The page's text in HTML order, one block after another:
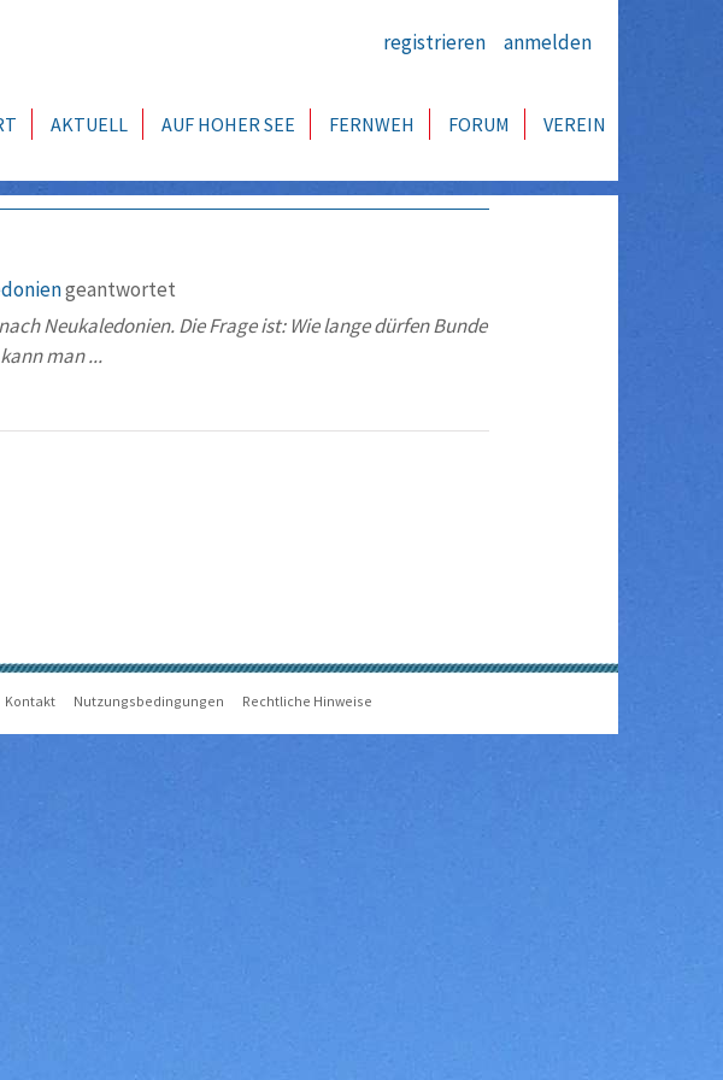
registrieren anmelden
AKTUELL AUF HOHER SEE FERNWEH FORUM VEREIN
geantwortet
Neukaledonien. Die Frage ist: Wie lange dürfen Bunde
man ...
Kontakt Nutzungsbedingungen Rechtliche Hinweise